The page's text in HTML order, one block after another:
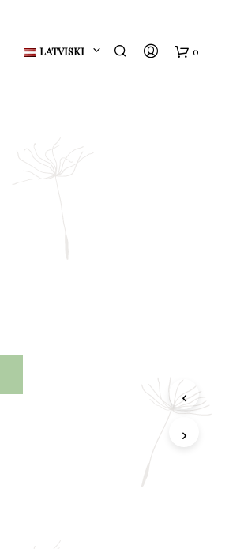
LATVISKI 0